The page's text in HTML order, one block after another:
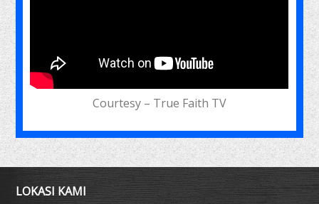
Courtesy – True Faith TV
LOKASI KAMI